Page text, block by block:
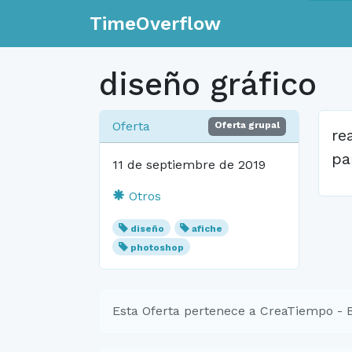
TimeOverflow
diseño gráfico
Oferta Oferta grupal
11 de septiembre de 2019
Otros
diseño
afiche
photoshop
Esta Oferta pertenece a CreaTiempo -